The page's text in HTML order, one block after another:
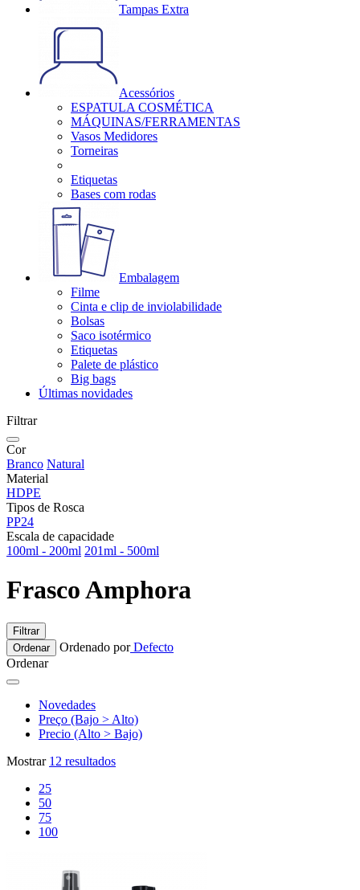
Tampas Extra
Acessórios
ESPATULA COSMÉTICA
MÁQUINAS/FERRAMENTAS
Vasos Medidores
Torneiras
Etiquetas
Bases com rodas
Embalagem
Filme
Cinta e clip de inviolabilidade
Bolsas
Saco isotérmico
Etiquetas
Palete de plástico
Big bags
Últimas novidades
Filtrar
Cor
Branco Natural
Material
HDPE
Tipos de Rosca
PP24
Escala de capacidade
100ml - 200ml 201ml - 500ml
Frasco Amphora
Filtrar
Ordenar
Ordenado porDefecto
Ordenar
Novedades
Preço (Bajo > Alto)
Precio (Alto > Bajo)
Mostrar 12 resultados
25
50
75
100